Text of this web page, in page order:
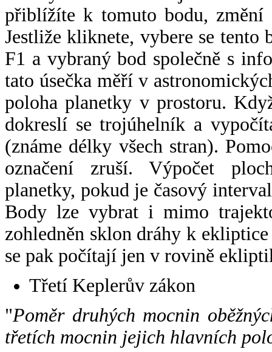
přiblížíte k tomuto bodu,
Jestliže kliknete, vybere se tento
F1 a vybraný bod společně s
tato úsečka měří v
poloha planetky v prostoru.
dokreslí se trojúhelník a
(známe délky všech stran).
označení zruší. Výpočet
planetky, pokud je časový
Body lze vybrat i mimo
zohledněn sklon dráhy k
se pak počítají jen v rovině
Třetí Keplerův zákon
"Poměr druhých mocnin
třetích mocnin jejich hlavních